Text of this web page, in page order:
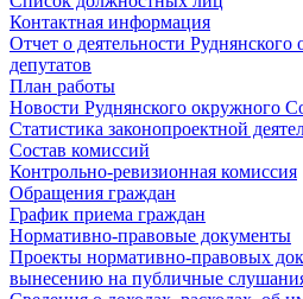
Контактная информация
Отчет о деятельности Руднянского
депутатов
План работы
Новости Руднянского окружного
Статистика законопроектной
Состав комиссий
Контрольно-ревизионная комиссия
Обращения граждан
График приема граждан
Нормативно-правовые документы
Проекты нормативно-правовых
вынесению на публичные